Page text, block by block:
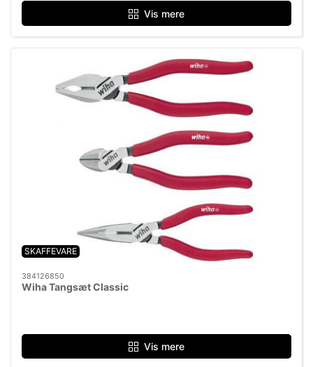
Vis mere
SKAFFEVARE
384126850
Wiha Tangsæt Classic
Vis mere